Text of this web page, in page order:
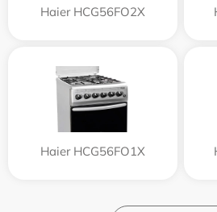
Haier HCG56FO2X
Haier HCG56FO1X